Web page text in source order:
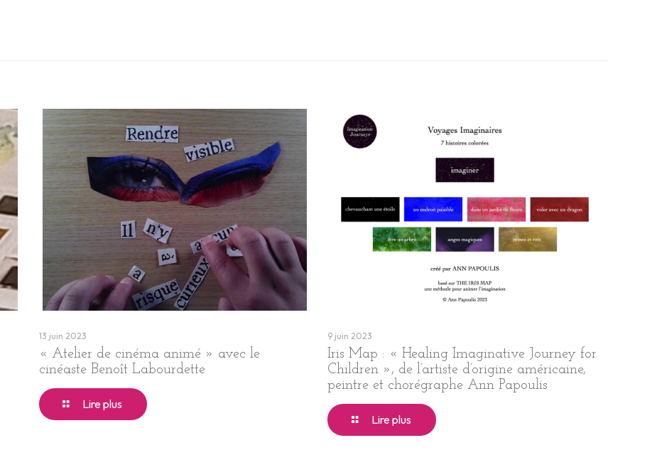
13 juin 2023
« Atelier de cinéma animé » avec le
cinéaste Benoît Labourdette
Lire plus
9 juin 2023
Iris Map : « Healing Imaginative Journey for
Children », de l’artiste d’origine américaine,
peintre et chorégraphe Ann Papoulis
Lire plus